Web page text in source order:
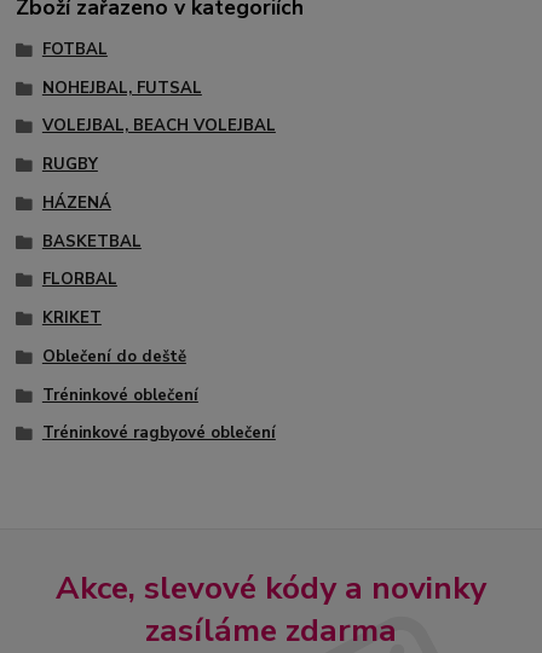
Zboží zařazeno v kategoriích
FOTBAL
NOHEJBAL, FUTSAL
VOLEJBAL, BEACH VOLEJBAL
RUGBY
HÁZENÁ
BASKETBAL
FLORBAL
KRIKET
Oblečení do deště
Tréninkové oblečení
Tréninkové ragbyové oblečení
Akce, slevové kódy a novinky
zasíláme zdarma